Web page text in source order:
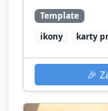
Template
ikony
karty
🎉